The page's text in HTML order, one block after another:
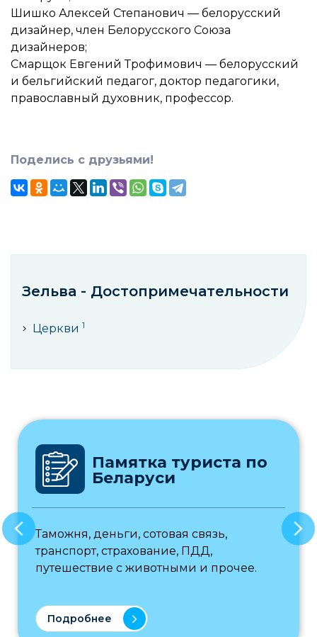
Шишко Алексей Степанович — белорусский
дизайнер, член Белорусского Союза
дизайнеров;
Смарщок Евгений Трофимович — белорусский
и бельгийский педагог, доктор педагогики,
православный духовник, профессор.
Поделись с друзьями!
Зельва - Достопримечательности
Церкви 1
Памятка туриста по
Беларуси
Таможня, деньги, сотовая связь,
транспорт, страхование, ПДД,
путешествие с животными и прочее.
Подробнее